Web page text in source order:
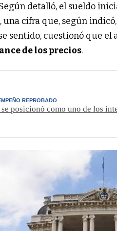
detalló, el sueldo
, una cifra que, según
sentido, cuestionó que
de los precios.
REPROBADO
posicionó como uno de los